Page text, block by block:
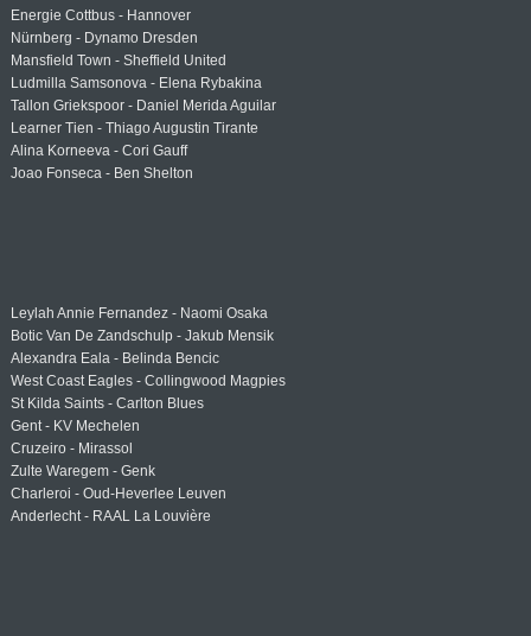
Energie Cottbus - Hannover
Nürnberg - Dynamo Dresden
Mansfield Town - Sheffield United
Ludmilla Samsonova - Elena Rybakina
Tallon Griekspoor - Daniel Merida Aguilar
Learner Tien - Thiago Augustin Tirante
Alina Korneeva - Cori Gauff
Joao Fonseca - Ben Shelton
Leylah Annie Fernandez - Naomi Osaka
Botic Van De Zandschulp - Jakub Mensik
Alexandra Eala - Belinda Bencic
West Coast Eagles - Collingwood Magpies
St Kilda Saints - Carlton Blues
Gent - KV Mechelen
Cruzeiro - Mirassol
Zulte Waregem - Genk
Charleroi - Oud-Heverlee Leuven
Anderlecht - RAAL La Louvière